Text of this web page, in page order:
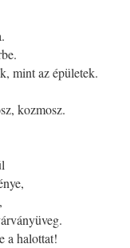
mint az épületek.
kozmosz.
a halottat!